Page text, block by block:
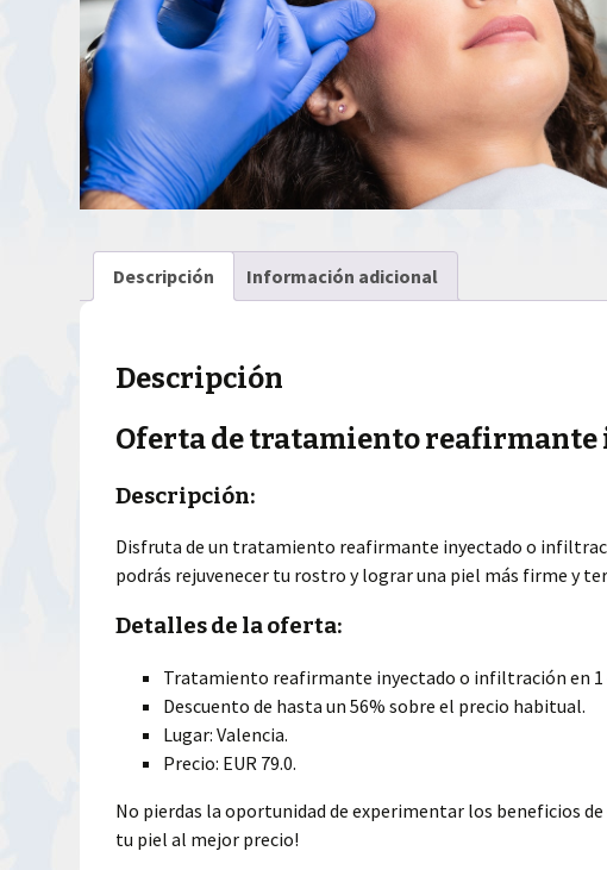
Descripción Información adicional
Descripción
Oferta de tratamiento reafirmante
Descripción:
Disfruta de un tratamiento reafirmante inyectado o
podrás rejuvenecer tu rostro y lograr una piel más firme y
Detalles de la oferta:
Tratamiento reafirmante inyectado o infiltración en 1
Descuento de hasta un 56% sobre el precio habitual.
Lugar: Valencia.
Precio: EUR 79.0.
No pierdas la oportunidad de experimentar los beneficios
tu piel al mejor precio!